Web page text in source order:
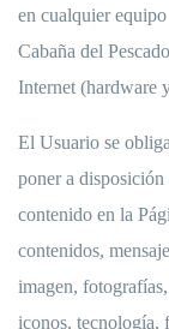
en cualquier
Cabaña del
Internet (hardware
El Usuario se
poner a disposición
contenido en la
contenidos,
imagen,
iconos, tecnología,